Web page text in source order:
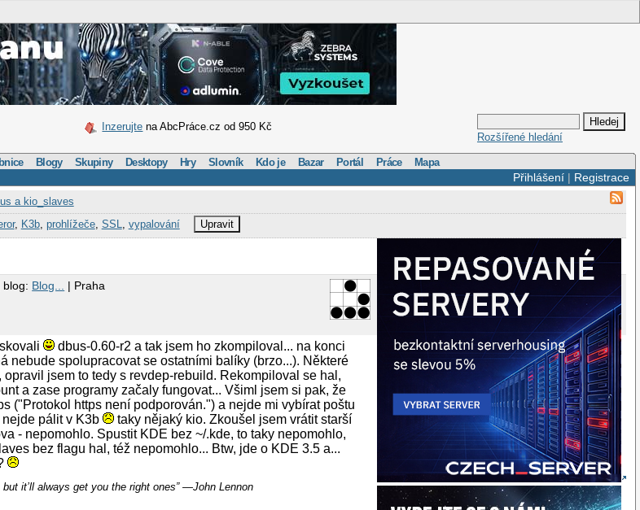
Inzerujte na AbcPráce.cz od 950 Kč
Rozšířené hledání
Blogy Skupiny Desktopy Hry Slovník Kdo je Bazar Portál Práce Mapa
Přihlášení| Registrace
a kio_slaves
, K3b, prohlížeče, SSL vypalování Upravit
blog: Blog... | Praha
dbus-0.60-r2 a tak jsem ho zkompiloval... na konci
nebude spolupracovat se ostatními balíky (brzo...). Některé
jsem to tedy s revdep-rebuild. Rekompiloval se hal,
a zase programy začaly fungovat... Všiml jsem si pak, že
("Protokol https není podporován.") a nejde mi vybírat poštu
nejde pálit v K3b
taky nějaký kio. Zkoušel jsem vrátit starší
- nepomohlo. Spustit KDE bez ~/.kde, to taky nepomohlo,
bez flagu hal, též nepomohlo... Btw, jde o KDE 3.5 a...
it’ll always get you the right ones” ―John Lennon